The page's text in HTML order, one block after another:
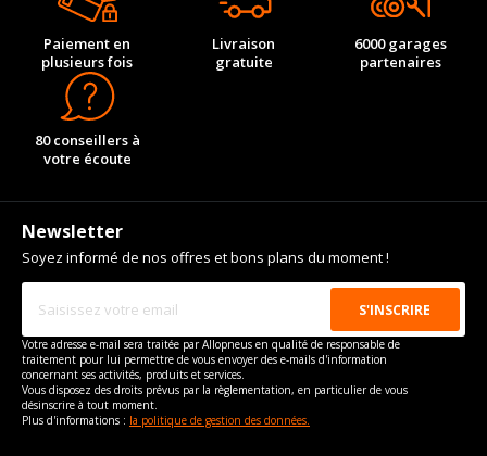
Paiement en
plusieurs fois
Livraison
gratuite
6000 garages
partenaires
80 conseillers à
votre écoute
Newsletter
Soyez informé de nos offres et bons plans du moment !
Votre adresse e-mail sera traitée par Allopneus en qualité de responsable de
traitement pour lui permettre de vous envoyer des e-mails d'information
concernant ses activités, produits et services.
Vous disposez des droits prévus par la règlementation, en particulier de vous
désinscrire à tout moment.
Plus d'informations : la politique de gestion des données.